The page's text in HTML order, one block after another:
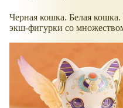
Черная кошка. Белая кошка.
экш-фигурки со